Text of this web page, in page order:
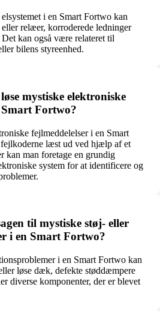
i en Smart Fortwo kan
relæer, korroderede ledninger
kan også være relateret til
bilens styreenhed.
mystiske elektroniske
Smart Fortwo?
fejlmeddelelser i en Smart
læst ud ved hjælp af et
kan man foretage en grundig
system for at identificere og
til mystiske støj- eller
i en Smart Fortwo?
i en Smart Fortwo kan
løse dæk, defekte støddæmpere
diverse komponenter, der er blevet